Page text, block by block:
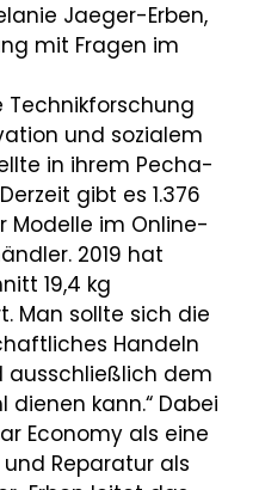
Jaeger-Erben,
mit Fragen im
und sozialem
in ihrem Pecha-
gibt es 1.376
Modelle im Online-
2019 hat
19,4 kg
Man sollte sich die
Handeln
ausschließlich dem
kann.“ Dabei
Economy als eine
Reparatur als